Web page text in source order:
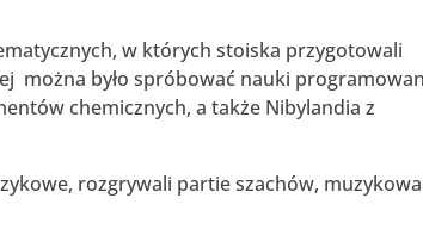
w których stoiska przygotowali
można było spróbować nauki
chemicznych, a także Nibylandia z
rozgrywali partie szachów,